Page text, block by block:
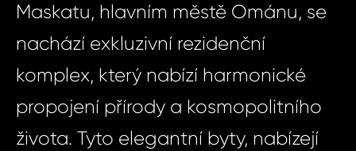
Maskatu, hlavním městě Ománu, se
nachází exkluzivní rezidenční
komplex, který nabízí harmonické
propojení přírody a kosmopolitního
života. Tyto elegantní byty, nabízejí